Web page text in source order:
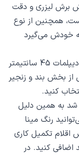
برش لیزری و دقت
همچنین از نوع
خودش می‌گیرد
زنجیر قابل سفارش در کنار گردنبند از مدل دیپلمات 45 سانتیمتر
بخش بند و زنجیر
کنید.
به همین دلیل
رنگ مینا
اقلام تکمیل کاری
اضافی کنید. در